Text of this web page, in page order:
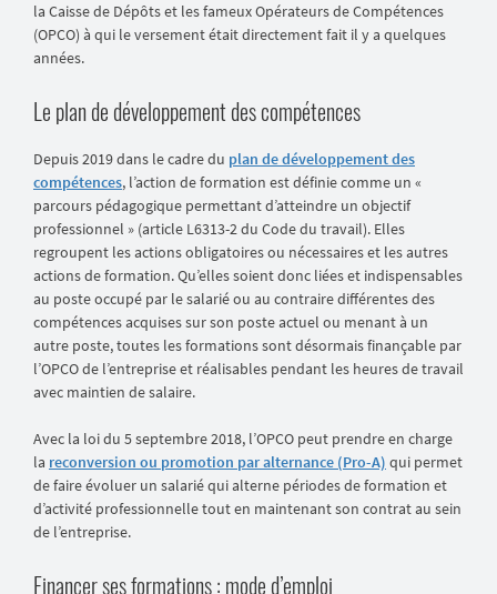
la Caisse de Dépôts et les fameux Opérateurs de Compétences
(OPCO) à qui le versement était directement fait il y a quelques
années.
Le plan de développement des compétences
Depuis 2019 dans le cadre du plan de développement des
compétences, l’action de formation est définie comme un «
parcours pédagogique permettant d’atteindre un objectif
professionnel » (article L6313-2 du Code du travail). Elles
regroupent les actions obligatoires ou nécessaires et les autres
actions de formation. Qu’elles soient donc liées et indispensables
au poste occupé par le salarié ou au contraire différentes des
compétences acquises sur son poste actuel ou menant à un
autre poste, toutes les formations sont désormais finançable par
l’OPCO de l’entreprise et réalisables pendant les heures de travail
avec maintien de salaire.
Avec la loi du 5 septembre 2018, l’OPCO peut prendre en charge
la reconversion ou promotion par alternance (Pro-A) qui permet
de faire évoluer un salarié qui alterne périodes de formation et
d’activité professionnelle tout en maintenant son contrat au sein
de l’entreprise.
Financer ses formations : mode d’emploi